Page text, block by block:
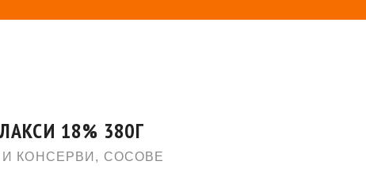
18% 380Г
КОНСЕРВИ , СОСОВЕ